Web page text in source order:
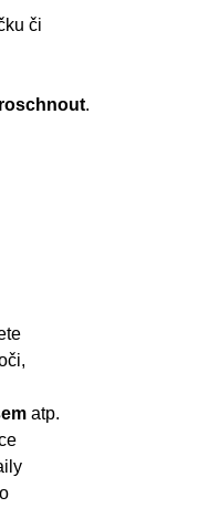
či
.
atp.